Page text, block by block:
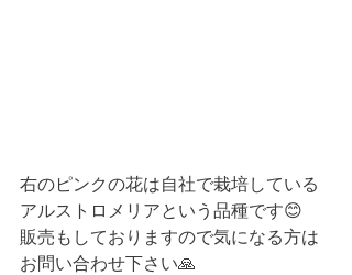
右のピンクの花は自社で栽培している
アルストロメリアという品種です😊
販売もしておりますので気になる方は
お問い合わせ下さい🙏